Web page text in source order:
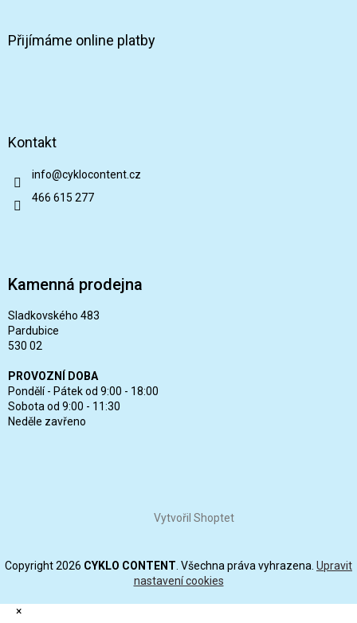
Přijímáme online platby
Kontakt
info@cyklocontent.cz
466 615 277
Kamenná prodejna
Sladkovského 483
Pardubice
530 02
PROVOZNÍ DOBA
Pondělí - Pátek od 9:00 - 18:00
Sobota od 9:00 - 11:30
Neděle zavřeno
Vytvořil Shoptet
Copyright 2026 CYKLO CONTENT . Všechna práva vyhrazena. Upravit
nastavení cookies
×